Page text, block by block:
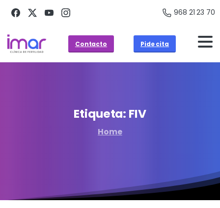
968 21 23 70
Contacto Pide cita
Etiqueta: FIV
Home